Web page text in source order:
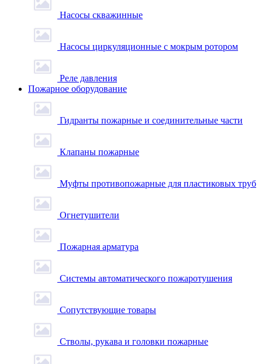
Насосы скважинные
Насосы циркуляционные с мокрым ротором
Реле давления
Пожарное оборудование
Гидранты пожарные и соединительные части
Клапаны пожарные
Муфты противопожарные для пластиковых труб
Огнетушители
Пожарная арматура
Системы автоматического пожаротушения
Сопутствующие товары
Стволы, рукава и головки пожарные